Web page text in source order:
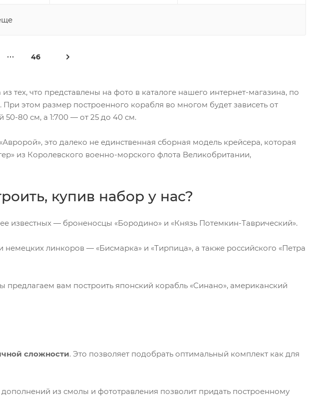
46
тех, что представлены на фото в каталоге нашего интернет-магазина, по
этом размер построенного корабля во многом будет зависеть от
50-80 см, а 1:700 — от 25 до 40 см.
это далеко не единственная сборная модель крейсера, которая
из Королевского военно-морского флота Великобритании,
купив набор у нас?
известных — броненосцы «Бородино» и «Князь Потемкин-Таврический».
линкоров — «Бисмарка» и «Тирпица», а также российского «Петра
вам построить японский корабль «Синано», американский
сложности. Это позволяет подобрать оптимальный комплект как для
из смолы и фототравления позволит придать построенному